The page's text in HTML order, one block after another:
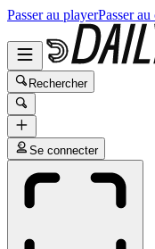
Passer au playerPasser
Rechercher
Se connecter